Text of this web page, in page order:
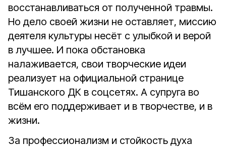
восстанавливаться от полученной травмы.
Но дело своей жизни не оставляет, миссию
деятеля культуры несёт с улыбкой и верой
в лучшее. И пока обстановка
налаживается, свои творческие идеи
реализует на официальной странице
Тишанского ДК в соцсетях. А супруга во
всём его поддерживает и в творчестве, и в
жизни.
За профессионализм и стойкость духа